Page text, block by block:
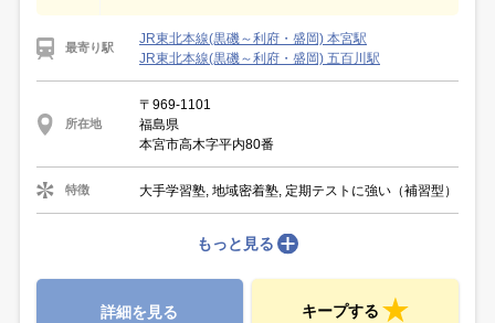
最寄り駅
JR東北本線(黒磯～利府・盛岡) 本宮駅
JR東北本線(黒磯～利府・盛岡) 五百川駅
所在地
〒969-1101
福島県
本宮市高木字平内80番
特徴 大手学習塾, 地域密着塾, 定期テストに強い（補習型）
もっと見る
詳細を見る キープする